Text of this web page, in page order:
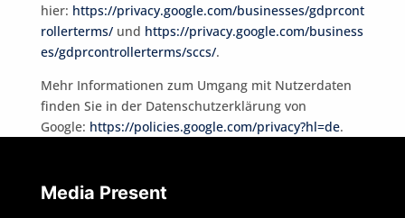
hier: https://privacy.google.com/businesses/gdprcont
rollerterms/ und https://privacy.google.com/business
es/gdprcontrollerterms/sccs/.
Mehr Informationen zum Umgang mit Nutzerdaten
finden Sie in der Datenschutzerklärung von
Google: https://policies.google.com/privacy?hl=de.
Media Present